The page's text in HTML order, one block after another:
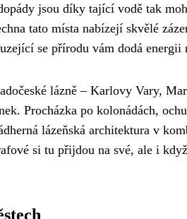
jsou díky tající vodě tak
tato místa nabízejí skvělé
se přírodu vám dodá energii
lázně – Karlovy Vary,
Procházka po kolonádách,
lázeňská architektura v
si tu přijdou na své, ale i